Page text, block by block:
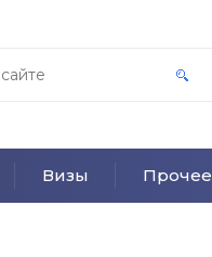
Визы Прочее